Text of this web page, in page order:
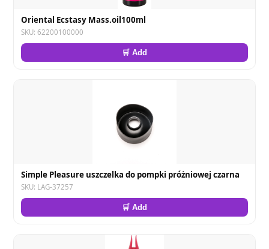
Oriental Ecstasy Mass.oil100ml
SKU: 62200100000
🛒 Add
Simple Pleasure uszczelka do pompki próżniowej czarna
SKU: LAG-37257
🛒 Add